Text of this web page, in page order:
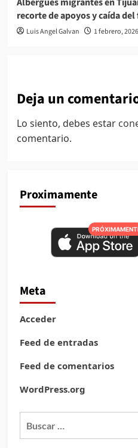
Albergues migrantes en
recorte de apoyos y caída
Luis Angel Galvan 1 febrero, 2026
Deja un
Lo siento, debes estar
comentario.
Proximamente
Meta
Acceder
Feed de entradas
Feed de comentarios
WordPress.org